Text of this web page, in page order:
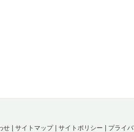
せ サイトマップ| サイトポリシー
プライ